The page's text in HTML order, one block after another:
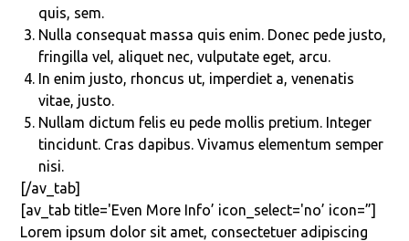
quis, sem.
Nulla consequat massa quis enim. Donec pede justo,
fringilla vel, aliquet nec, vulputate eget, arcu.
In enim justo, rhoncus ut, imperdiet a, venenatis
vitae, justo.
Nullam dictum felis eu pede mollis pretium. Integer
tincidunt. Cras dapibus. Vivamus elementum semper
nisi.
[/av_tab]
[av_tab title='Even More Info’ icon_select='no’ icon=”]
Lorem ipsum dolor sit amet, consectetuer adipiscing